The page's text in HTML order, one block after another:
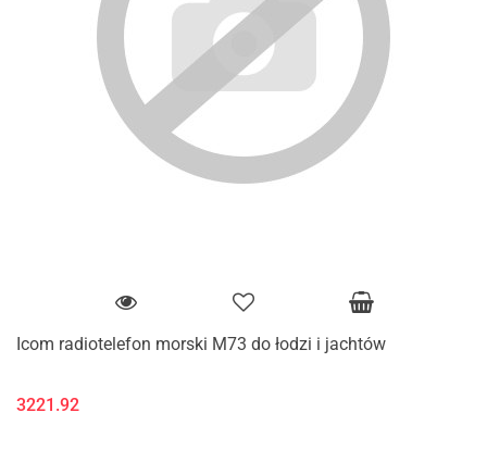
Icom radiotelefon morski M73 do łodzi i jachtów
3221.92